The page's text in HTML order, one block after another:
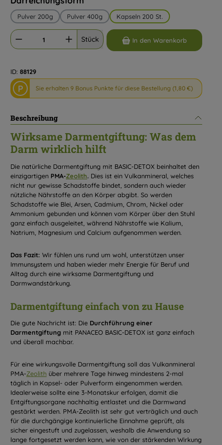
Pulver 200g Pulver 400g Kapseln 200 St.
Produkt Anzahl: Gib den gewünschten Wert ein oder benutze die Schaltflächen um
Stück In den Warenkorb
ID: 88129
P Sie erhalten 9 Bonus Punkte für diese Bestellung (1,80 €)
Beschreibung
Wirksame Darmentgiftung: Was dem
Darm wirklich hilft
Die natürliche Darmentgiftung mit BASIC-DETOX beinhaltet den
einzigartigen PMA-Zeolith. Dies ist ein Vulkanmineral, welches
nicht nur gewisse Schadstoffe bindet, sondern auch wieder
nützliche Nährstoffe an den Körper abgibt. So werden
Schadstoffe wie Blei, Arsen, Cadmium, Chrom, Nickel oder
Ammonium gebunden und können vom Körper über den Stuhl
ganz einfach ausgeleitet, während Nährstoffe wie Kalium,
Natrium, Magnesium und Calcium aufgenommen werden.
Das Fazit: Wir fühlen uns rund um wohl, unterstützen unser
Immunsystem und haben wieder mehr Energie für Beruf und
Alltag durch eine wirksame Darmentgiftung und
Darmwandstärkung.
Darmentgiftung einfach von zu Hause
Die gute Nachricht ist: Die Durchführung einer
Darmentgiftung mit PANACEO BASIC-DETOX ist ganz einfach
und überall machbar.
Für eine wirkungsvolle Darmentgiftung soll das Vulkanmineral
PMA-Zeolith über mehrere Tage hinweg mindestens 2-mal
täglich in Kapsel- oder Pulverform eingenommen werden.
Idealerweise sollte eine 3-Monatskur erfolgen, damit die
Entgiftungsorgane nachhaltig entlastet und die Darmwand
gestärkt werden. PMA-Zeolith ist sehr gut verträglich und auch
für die durchgängige kontinuierliche Einnahme geprüft, als
sicher eingestuft und zugelassen, weshalb die Anwendung so
lange fortgesetzt werden kann, wie von der stärkenden Wirkung